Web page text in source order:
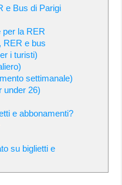
e Bus di Parigi
per la RER
RER e bus
i turisti)
settimanale)
under 26)
e abbonamenti?
su biglietti e